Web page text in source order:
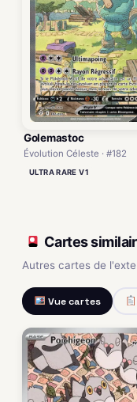
Golemastoc
Évolution Céleste · #182
ULTRA RARE V1
Cartes
Autres cartes de
Vue cartes